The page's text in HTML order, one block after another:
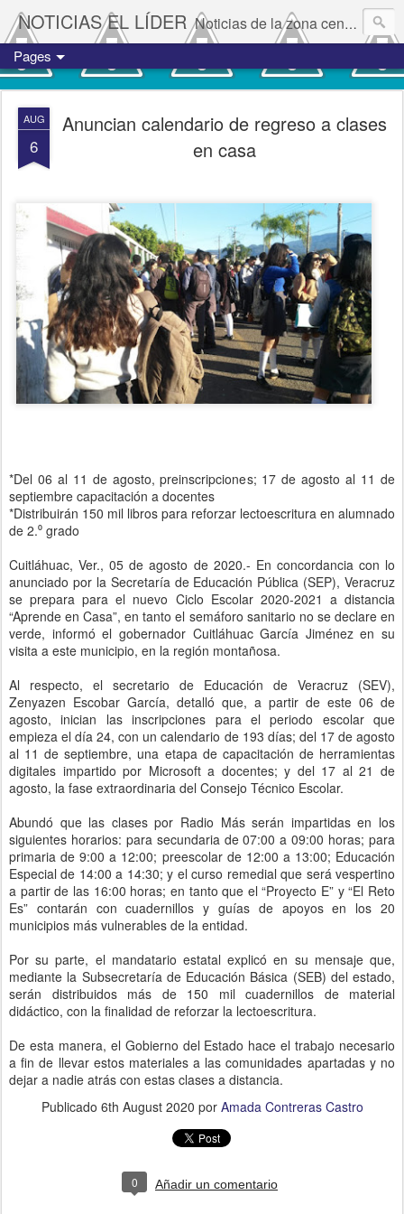
NOTICIAS EL LÍDER Noticias de la zona centro del estado de Veracruz.
Pages
AUG
6
Anuncian calendario de regreso a clases
en casa
*Del 06 al 11 de agosto, preinscripciones; 17 de agosto al 11 de
septiembre capacitación a docentes
*Distribuirán 150 mil libros para reforzar lectoescritura en alumnado
de 2.⁰ grado
Cuitláhuac, Ver., 05 de agosto de 2020.- En concordancia con lo
anunciado por la Secretaría de Educación Pública (SEP), Veracruz
se prepara para el nuevo Ciclo Escolar 2020-2021 a distancia
“Aprende en Casa”, en tanto el semáforo sanitario no se declare en
verde, informó el gobernador Cuitláhuac García Jiménez en su
visita a este municipio, en la región montañosa.
Al respecto, el secretario de Educación de Veracruz (SEV),
Zenyazen Escobar García, detalló que, a partir de este 06 de
agosto, inician las inscripciones para el periodo escolar que
empieza el día 24, con un calendario de 193 días; del 17 de agosto
al 11 de septiembre, una etapa de capacitación de herramientas
digitales impartido por Microsoft a docentes; y del 17 al 21 de
agosto, la fase extraordinaria del Consejo Técnico Escolar.
Abundó que las clases por Radio Más serán impartidas en los
siguientes horarios: para secundaria de 07:00 a 09:00 horas; para
primaria de 9:00 a 12:00; preescolar de 12:00 a 13:00; Educación
Especial de 14:00 a 14:30; y el curso remedial que será vespertino
a partir de las 16:00 horas; en tanto que el “Proyecto E” y “El Reto
Es” contarán con cuadernillos y guías de apoyos en los 20
municipios más vulnerables de la entidad.
Por su parte, el mandatario estatal explicó en su mensaje que,
mediante la Subsecretaría de Educación Básica (SEB) del estado,
serán distribuidos más de 150 mil cuadernillos de material
didáctico, con la finalidad de reforzar la lectoescritura.
De esta manera, el Gobierno del Estado hace el trabajo necesario
a fin de llevar estos materiales a las comunidades apartadas y no
dejar a nadie atrás con estas clases a distancia.
Publicado 6th August 2020 por Amada Contreras Castro
0 Añadir un comentario